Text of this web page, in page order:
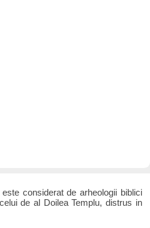
considerat de arheologii biblici
de al Doilea Templu, distrus in